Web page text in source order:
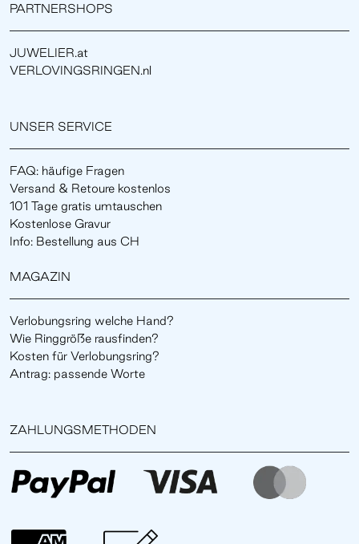
PARTNERSHOPS
JUWELIER.at
VERLOVINGSRINGEN.nl
UNSER SERVICE
FAQ: häufige Fragen
Versand & Retoure kostenlos
101 Tage gratis umtauschen
Kostenlose Gravur
Info: Bestellung aus CH
MAGAZIN
Verlobungsring welche Hand?
Wie Ringgröße rausfinden?
Kosten für Verlobungsring?
Antrag: passende Worte
ZAHLUNGSMETHODEN